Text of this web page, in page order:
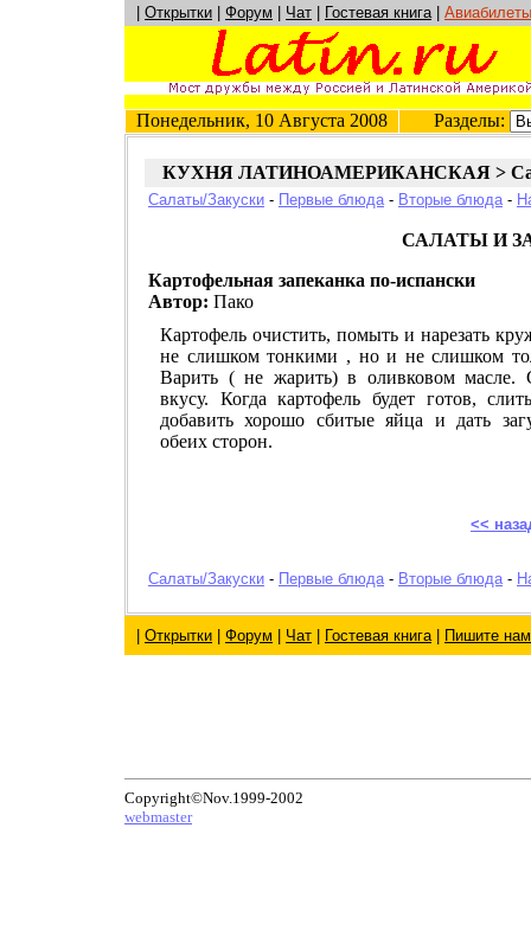
Открытки Форум Чат Гостевая книга| Авиабилеты
Понедельник, 10 Августа 2008 Разделы:
КУХНЯ ЛАТИНОАМЕРИКАНСКАЯ >
Салаты/Закуски - Первые блюда- Вторые блюда-
САЛАТЫ И
Картофельная запеканка по-испански
Автор: Пако
Картофель очистить, помыть и нарезать
не слишком тонкими , но и не слишком
Варить ( не жарить) в оливковом масле.
вкусу. Когда картофель будет готов,
добавить хорошо сбитые яйца и дать
обеих сторон.
<<
Салаты/Закуски - Первые блюда- Вторые блюда-
Открытки Форум Чат Гостевая книга| Пишите нам
Copyright©Nov.1999-2002
webmaster